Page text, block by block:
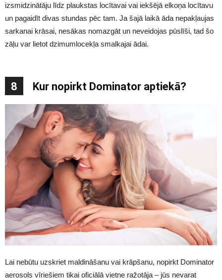
izsmidzinātāju līdz plaukstas locītavai vai iekšējā elkoņa locītavu
un pagaidīt divas stundas pēc tam. Ja šajā laikā āda nepakļaujas
sarkanai krāsai, nesākas nomazgāt un neveidojas pūslīši, tad šo
zāļu var lietot dzimumlocekļa smalkajai ādai.
8 Kur nopirkt Dominator aptiekā?
Lai nebūtu uzskriet maldināšanu vai krāpšanu, nopirkt Dominator
aerosols vīriešiem tikai oficiālā vietne ražotāja – jūs nevarat